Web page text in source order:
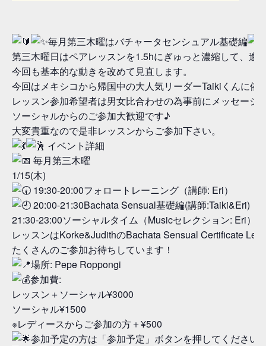
毎月第三木曜はバチャータセンシュアル基礎編
第三木曜日はペアレッスンを1.5hにぎゅっと濃縮して、進
今回も基本的な動きを改めて見直します。
今回はメキシコから帰国中の大人気リーダーTaikiくんに
レッスン参加希望者は男女比合わせの為事前にメッセー
ソーシャルからのご参加大歓迎です♪
大変貴重なので是非レッスンからご参加下さい。
イベント詳細
毎月第三木曜
1/15(木)
19:30-20:00フォロートレーニング（講師: Eri）
20:00-21:30Bachata Sensual基礎編(講師:Taiki&Eri)
21:30-23:00ソーシャルタイム（Musicセレクション: Eri）
レッスンはKorke&JudithのBachata Sensual Certificate
たくさんのご参加お待ちしています！
場所: Pepe Roppongi
参加費:
レッスン＋ソーシャル¥3000
ソーシャル¥1500
※レディースからご参加の方＋¥500
参加予定の方は「参加予定」ボタンを押してください